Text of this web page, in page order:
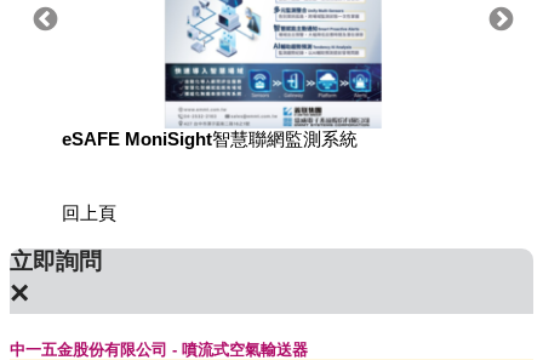
eSAFE MoniSight智慧聯網監測系統
回上頁
立即詢問
×
中一五金股份有限公司 - 噴流式空氣輸送器